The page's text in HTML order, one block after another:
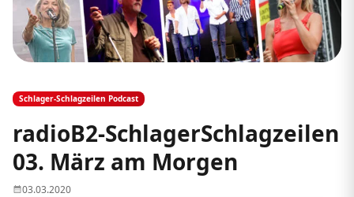
Schlager-Schlagzeilen Podcast
radioB2-SchlagerSchlagzeilen
03. März am Morgen
03.03.2020